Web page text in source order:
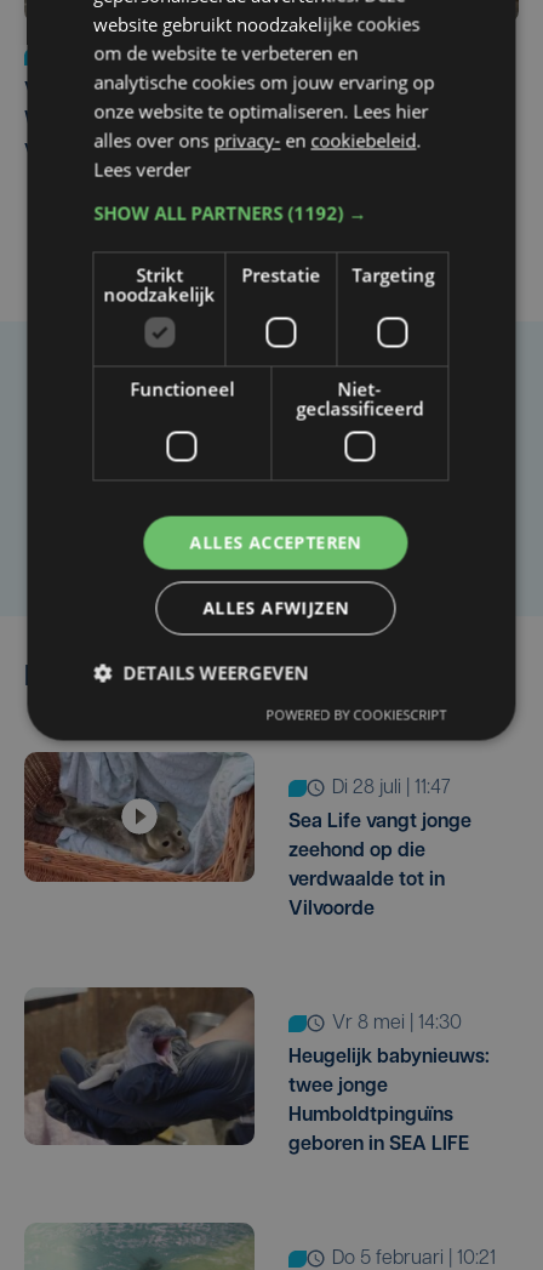
Nieuws
wo 5 augustus | 11:57
Vier Oostendse gynaecologen versterken dienst in AZ
West, dat ook een nieuwe voltijdse gynaecoloog
verwelkomt
Taalfout opgemerkt?
Heb je een taal- of schrijffout opgemerkt in dit
Laat het ons weten
Lees ook
di 28 juli | 11:47
Sea Life vangt jonge
zeehond op die
verdwaalde tot in
Vilvoorde
vr 8 mei | 14:30
Heugelijk babynieuws:
twee jonge
Humboldtpinguïns
geboren in SEA LIFE
do 5 februari | 10:21
website gebruikt noodzakelijke cookies
om de website te verbeteren en
analytische cookies om jouw ervaring op
onze website te optimaliseren. Lees hier
alles over ons privacy- en cookiebeleid.
Lees verder
SHOW ALL PARTNERS(1192) →
Strikt
noodzakelijk
Prestatie Targeting
Functioneel
Niet-
geclassificeerd
ALLES ACCEPTEREN
ALLES AFWIJZEN
DETAILS WEERGEVEN
POWERED BY COOKIESCRIPT